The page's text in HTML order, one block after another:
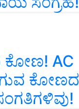
ಕೋಣ! AC
ಕೋಣದ